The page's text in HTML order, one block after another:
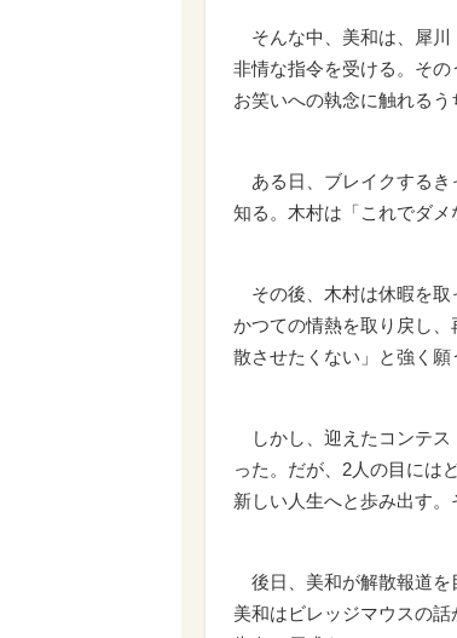
そんな中、美和は、犀川
非情な指令を受ける。そ
お笑いへの執念に触れる
ある日、ブレイクするき
知る。木村は「これでダメ
その後、木村は休暇を取
かつての情熱を取り戻し
散させたくない」と強く願
しかし、迎えたコンテス
った。だが、2人の目には
新しい人生へと歩み出す
後日、美和が解散報道を
美和はビレッジマウスの